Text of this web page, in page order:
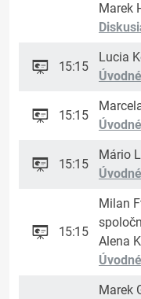
Marek
15:15
Lucia
15:15
15:15
Mário
15:15
Milan
Alena
Marek